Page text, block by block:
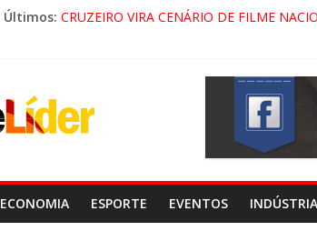
Últimos: CRUZEIRO VIRA CENÁRIO DE FILME
ACESSO À APARECIDA NA DUTRA SERÁ
LORENA, PINDAMONHANGABA E
ECONOMIA ESPORTE EVENTOS INDÚSTRIA